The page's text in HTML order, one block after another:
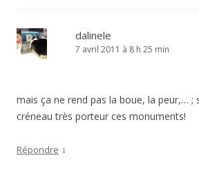
dalinele
7 avril 2011 à 8 h 25 min
mais ça ne rend pas la boue, la peur,… ;
créneau très porteur ces monuments!
Répondre ↓